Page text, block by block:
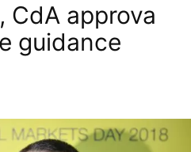
CdA approva
guidance